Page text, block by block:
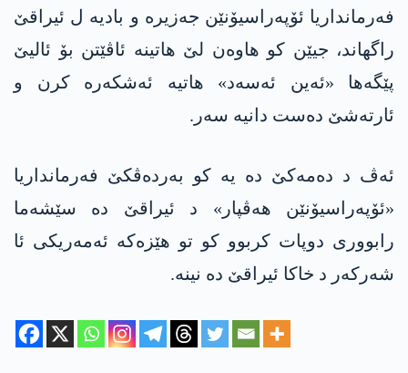
فەرمانداریا ئۆپەراسیۆنێن جەزیرە و بادیە ل ئیراقێ
راگهاند، جیێن کو هاوەن لێ هاتینە ئاڤێتن بۆ ئالیێ
پێگەها «ئەین ئەسەد» هاتیە ئەشکەرە کرن و
ئارته‌شێ دەست دانیە سەر.
ئەڤ د دەمەکێ دە یە کو به‌رده‌ڤكێ فه‌رمانداریا
«ئۆپەراسیۆنێن هەڤپار» د ئیراقێ دە سێشەما
رابووری دوپات کربوو کو تو هێزەکە ئەمەریکی ئا
شەرکەر د خاکا ئیراقێ دە نینە.